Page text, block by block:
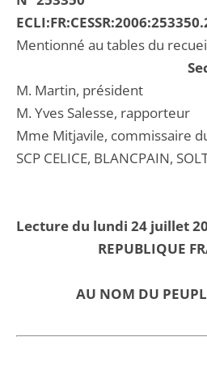
Mentionné au tables du
M. Martin, président
M. Yves Salesse, rapporteur
Mme Mitjavile, commissaire
SCP CELICE, BLANCPAIN,
Lecture du lundi 24 juillet
REPUBLIQUE
AU NOM DU